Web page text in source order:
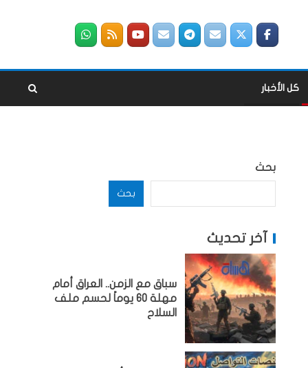
كل الأخبار
بحث
بحث
آخر تحديث
سباق مع الزمن.. العراق أمام
مهلة 60 يوماً لحسم ملف
السلاح